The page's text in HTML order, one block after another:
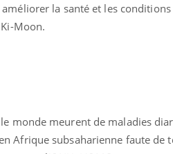
la santé et les
Moon.
monde meurent de maladies
Afrique subsaharienne faute de